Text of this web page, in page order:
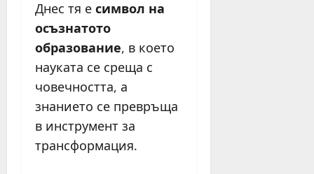
Днес тя е символ на
осъзнатото
образование, в което
науката се среща с
човечността, а
знанието се превръща
в инструмент за
трансформация.